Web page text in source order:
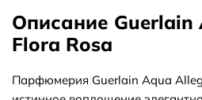
Описание Guerlain
Flora Rosa
Парфюмерия Guerlain Aqua